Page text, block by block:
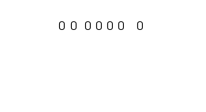
0 0 0 0 0 0 0